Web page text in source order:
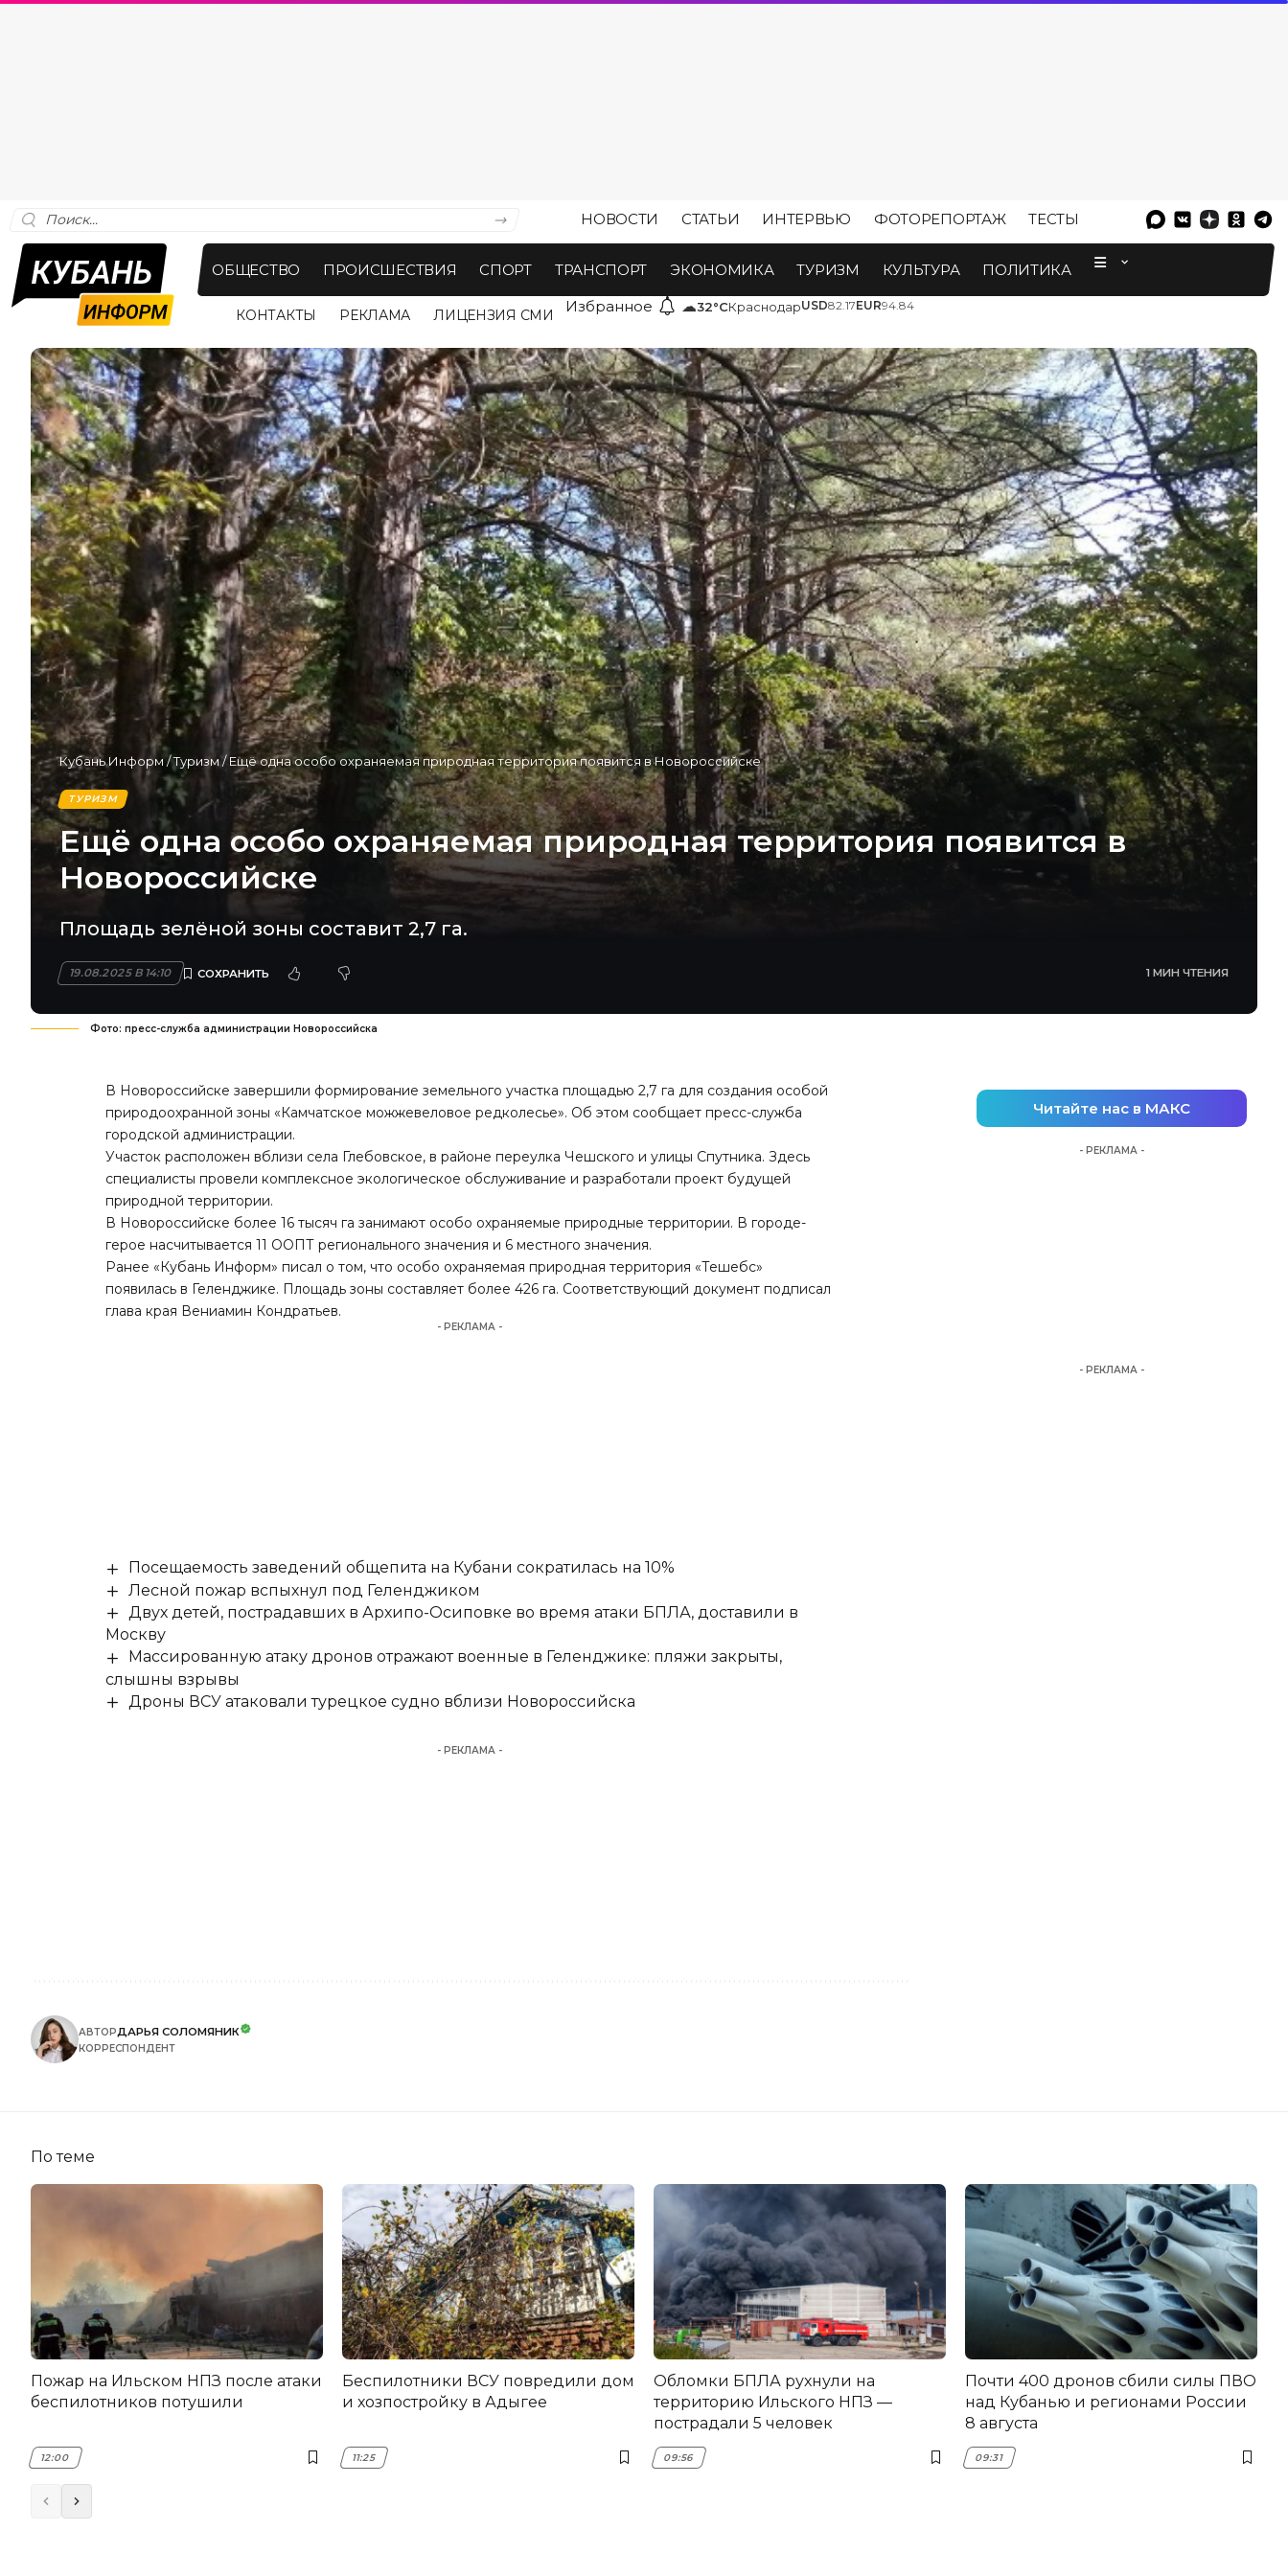
НОВОСТИ СТАТЬИ ИНТЕРВЬЮ ФОТОРЕПОРТАЖ ТЕСТЫ
ОБЩЕСТВО ПРОИСШЕСТВИЯ СПОРТ ТРАНСПОРТ ЭКОНОМИКА ТУРИЗМ КУЛЬТУРА ПОЛИТИКА
КОНТАКТЫ РЕКЛАМА ЛИЦЕНЗИЯ СМИ Избранное ☁32°CКраснодарUSD82.17EUR94.84
Кубань Информ/Туризм/Ещё одна особо охраняемая природная территория появится в Новороссийске
ТУРИЗМ
Ещё одна особо охраняемая природная территория появится в
Новороссийске
Площадь зелёной зоны составит 2,7 га.
19.08.2025 В 14:10 1 МИН ЧТЕНИЯ
Фото: пресс-служба администрации Новороссийска
В Новороссийске завершили формирование земельного участка площадью 2,7 га для создания особой
природоохранной зоны «Камчатское можжевеловое редколесье». Об этом сообщает пресс-служба
городской администрации.
Участок расположен вблизи села Глебовское, в районе переулка Чешского и улицы Спутника. Здесь
специалисты провели комплексное экологическое обслуживание и разработали проект будущей
природной территории.
В Новороссийске более 16 тысяч га занимают особо охраняемые природные территории. В городе-
герое насчитывается 11 ООПТ регионального значения и 6 местного значения.
Ранее «Кубань Информ» писал о том, что особо охраняемая природная территория «Тешебс»
появилась в Геленджике. Площадь зоны составляет более 426 га. Соответствующий документ подписал
глава края Вениамин Кондратьев.
- РЕКЛАМА -
Посещаемость заведений общепита на Кубани сократилась на 10%
Лесной пожар вспыхнул под Геленджиком
Двух детей, пострадавших в Архипо-Осиповке во время атаки БПЛА, доставили в
Москву
Массированную атаку дронов отражают военные в Геленджике: пляжи закрыты,
слышны взрывы
Дроны ВСУ атаковали турецкое судно вблизи Новороссийска
- РЕКЛАМА -
АВТОРДАРЬЯ СОЛОМЯНИК
КОРРЕСПОНДЕНТ
Читайте нас в МАКС
- РЕКЛАМА -
- РЕКЛАМА -
По теме
Пожар на Ильском НПЗ после атаки
беспилотников потушили
12:00
Беспилотники ВСУ повредили дом
и хозпостройку в Адыгее
11:25
Обломки БПЛА рухнули на
территорию Ильского НПЗ —
пострадали 5 человек
09:56
Почти 400 дронов сбили силы ПВО
над Кубанью и регионами России
8 августа
09:31